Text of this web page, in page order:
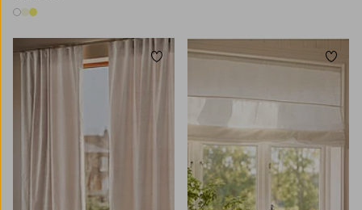
3 värejä
Lisää suosikkeihin
250
Lisää